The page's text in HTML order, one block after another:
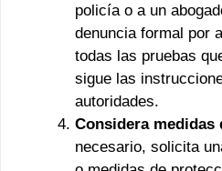
policía o a un
denuncia formal por
todas las pruebas
sigue las
autoridades.
Considera medidas
necesario, solicita